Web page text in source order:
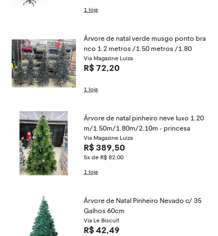
1 loja
Árvore de natal verde musgo ponto bra
nco 1.2 metros /1.50 metros /1.80
Via Magazine Luiza
R$ 72,20
1 loja
Árvore de natal pinheiro neve luxo 1.20
m/1.50m/1.80m/2.10m - princesa
Via Magazine Luiza
R$ 389,50
5x de R$ 82,00
1 loja
Árvore de Natal Pinheiro Nevado c/ 35
Galhos 60cm
Via Le Biscuit
R$ 42,49